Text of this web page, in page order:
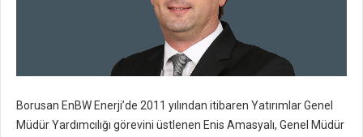
Borusan EnBW Enerji’de 2011 yılından itibaren Yatırımlar Genel
Müdür Yardımcılığı görevini üstlenen Enis Amasyalı, Genel Müdür